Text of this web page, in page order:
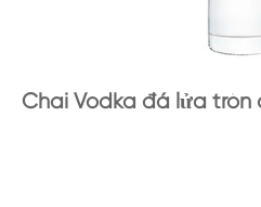
Chai Vodka đá lửa tròn